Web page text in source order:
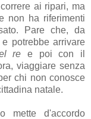
ai ripari, ma
non ha riferimenti
Pare che, da
potrebbe arrivare
re e poi con il
viaggiare senza
chi non conosce
natale.
mette d'accordo